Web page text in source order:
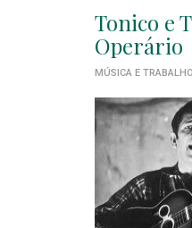
Tonico e
Operário
MÚSICA E TRABALHO